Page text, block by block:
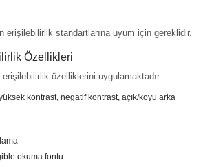
erişilebilirlik standartlarına uyum için gereklidir.
Özellikleri
özelliklerini uygulamaktadır:
kontrast, negatif kontrast, açık/koyu arka
okuma fontu